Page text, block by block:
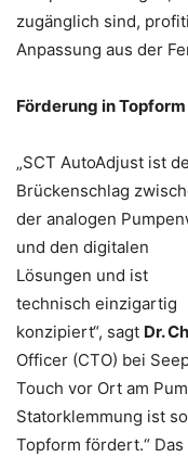
zugänglich sind,
Anpassung aus der
Förderung in
„SCT AutoAdjust ist
Brückenschlag
der analogen
und den digitalen
Lösungen und ist
technisch einzigartig
konzipiert“, sagt Dr.
Officer (CTO) bei
Touch vor Ort am
Statorklemmung ist
Topform fördert.“